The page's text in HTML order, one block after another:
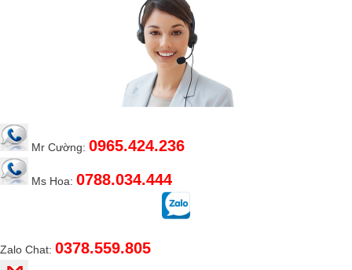
Mr Cường: 0965.424.236
Ms Hoa: 0788.034.444
Zalo Chat: 0378.559.805